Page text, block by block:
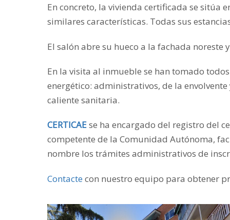
En concreto, la vivienda certificada se sitúa
similares características. Todas sus
El salón abre su hueco a la fachada noreste
En la visita al inmueble se han tomado
energético: administrativos, de la
caliente sanitaria.
CERTICAEse ha encargado del registro del
competente de la Comunidad Autónoma,
nombre los trámites administrativos de
Contacte con nuestro equipo para obtener